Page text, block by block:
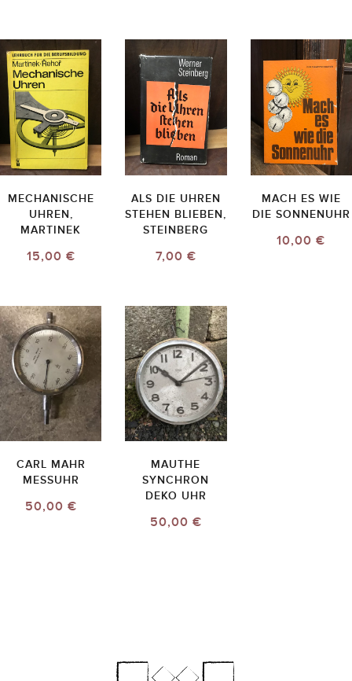
MECHANISCHE
UHREN,
MARTINEK
15,00 €
ALS DIE UHREN
STEHEN BLIEBEN,
STEINBERG
7,00 €
MACH ES WIE
DIE SONNENUHR
10,00 €
CARL MAHR
MESSUHR
50,00 €
MAUTHE
SYNCHRON
DEKO UHR
50,00 €